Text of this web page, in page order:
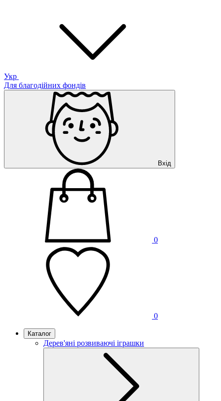
Укр
Для благодійних фондів
Вхід
0
0
Каталог
Дерев'яні розвиваючі іграшки